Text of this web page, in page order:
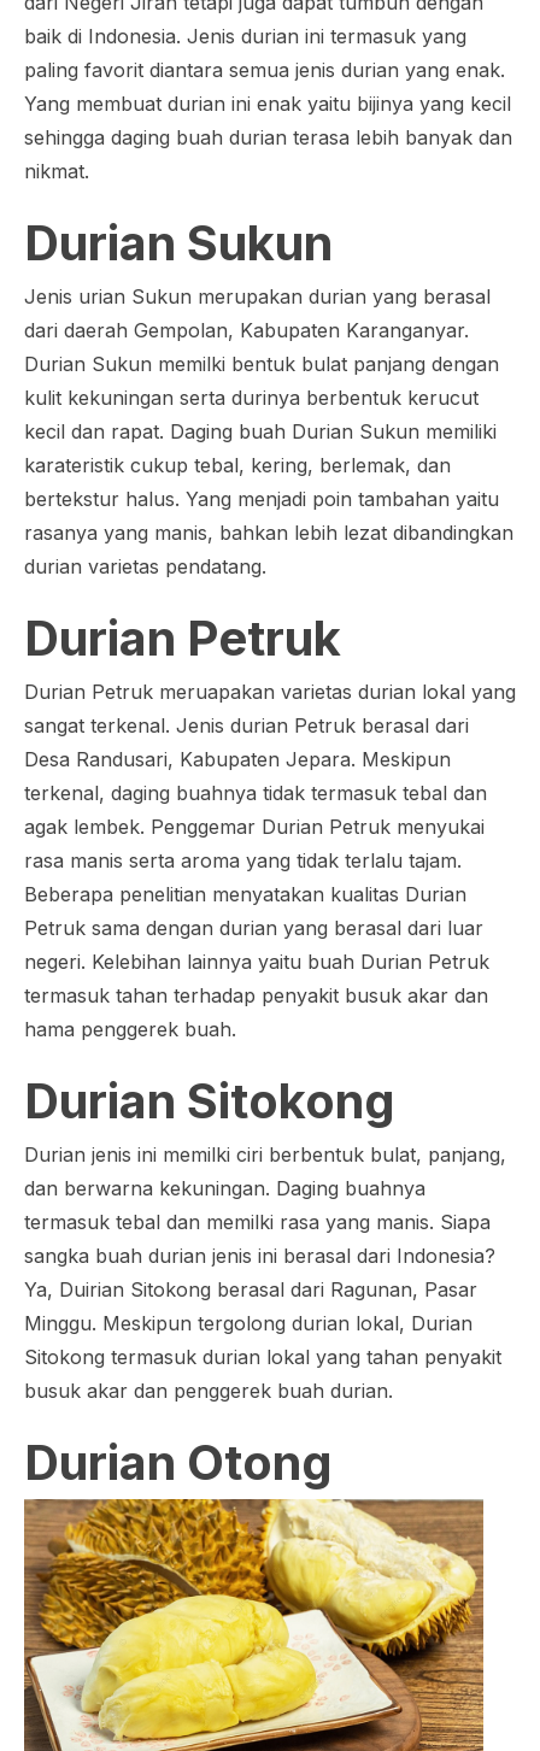
baik di Indonesia. Jenis durian ini termasuk yang
paling favorit diantara semua jenis durian yang enak.
Yang membuat durian ini enak yaitu bijinya yang kecil
sehingga daging buah durian terasa lebih banyak dan
nikmat.
Durian Sukun
Jenis urian Sukun merupakan durian yang berasal
dari daerah Gempolan, Kabupaten Karanganyar.
Durian Sukun memilki bentuk bulat panjang dengan
kulit kekuningan serta durinya berbentuk kerucut
kecil dan rapat. Daging buah Durian Sukun memiliki
karateristik cukup tebal, kering, berlemak, dan
bertekstur halus. Yang menjadi poin tambahan yaitu
rasanya yang manis, bahkan lebih lezat dibandingkan
durian varietas pendatang.
Durian Petruk
Durian Petruk meruapakan varietas durian lokal yang
sangat terkenal. Jenis durian Petruk berasal dari
Desa Randusari, Kabupaten Jepara. Meskipun
terkenal, daging buahnya tidak termasuk tebal dan
agak lembek. Penggemar Durian Petruk menyukai
rasa manis serta aroma yang tidak terlalu tajam.
Beberapa penelitian menyatakan kualitas Durian
Petruk sama dengan durian yang berasal dari luar
negeri. Kelebihan lainnya yaitu buah Durian Petruk
termasuk tahan terhadap penyakit busuk akar dan
hama penggerek buah.
Durian Sitokong
Durian jenis ini memilki ciri berbentuk bulat, panjang,
dan berwarna kekuningan. Daging buahnya
termasuk tebal dan memilki rasa yang manis. Siapa
sangka buah durian jenis ini berasal dari Indonesia?
Ya, Duirian Sitokong berasal dari Ragunan, Pasar
Minggu. Meskipun tergolong durian lokal, Durian
Sitokong termasuk durian lokal yang tahan penyakit
busuk akar dan penggerek buah durian.
Durian Otong